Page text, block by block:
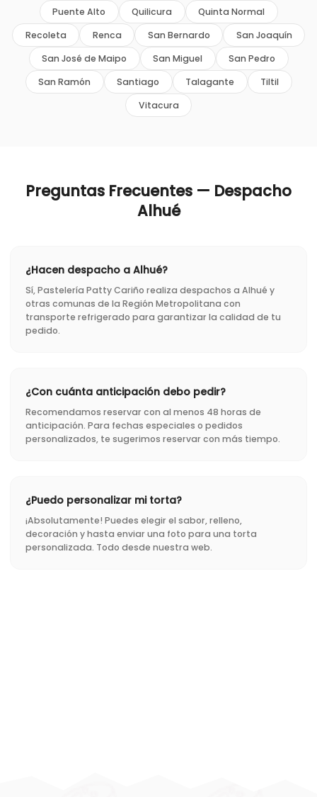
Puente Alto Quilicura
Quinta Normal
Recoleta
Renca San Bernardo
San Joaquín
San José de Maipo
San Miguel
San Pedro
San Ramón
Santiago Talagante
Tiltil
Vitacura
Preguntas Frecuentes — Despacho
Alhué
¿Hacen despacho a Alhué?
Sí, Pastelería Patty Cariño realiza despachos a Alhué y
otras comunas de la Región Metropolitana con
transporte refrigerado para garantizar la calidad de tu
pedido.
¿Con cuánta anticipación debo pedir?
Recomendamos reservar con al menos 48 horas de
anticipación. Para fechas especiales o pedidos
personalizados, te sugerimos reservar con más tiempo.
¿Puedo personalizar mi torta?
¡Absolutamente! Puedes elegir el sabor, relleno,
decoración y hasta enviar una foto para una torta
personalizada. Todo desde nuestra web.